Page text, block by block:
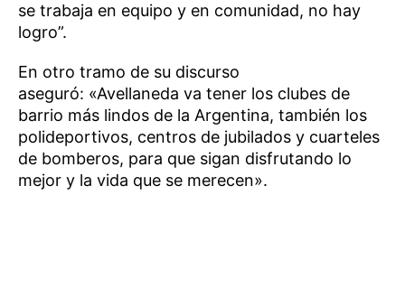
se trabaja en equipo y en comunidad, no hay
logro”.
En otro tramo de su discurso
aseguró: «Avellaneda va tener los clubes de
barrio más lindos de la Argentina, también los
polideportivos, centros de jubilados y cuarteles
de bomberos, para que sigan disfrutando lo
mejor y la vida que se merecen».